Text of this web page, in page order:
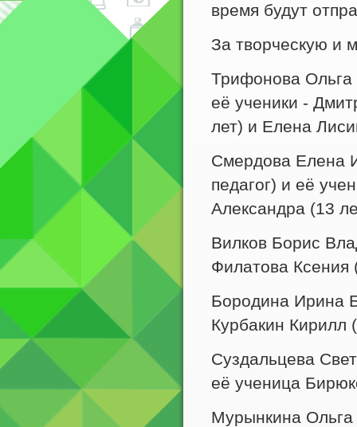
время будут
За творческую и
Трифонова Ольга
её ученики -
лет) и Елена
Смердова Елена
педагог) и её
Александра (13
Вилков Борис
Филатова Ксения
Бородина Ирина
Курбакин Кирилл
Суздальцева
её ученица
Мурынкина Ольга